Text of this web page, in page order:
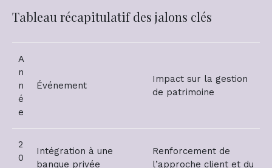
Tableau récapitulatif des jalons clés
A
n
n
é
e
Événement
Impact sur la gestion
de patrimoine
2
0
Intégration à une
banque privée
Renforcement de
l’approche client et du